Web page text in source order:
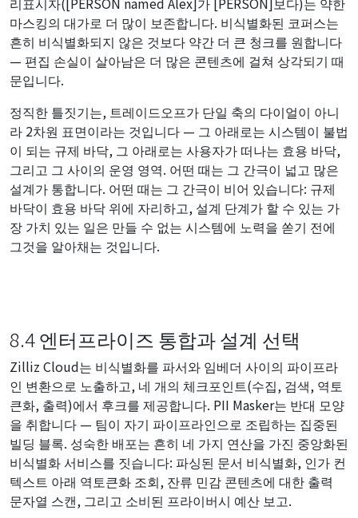
마스킹의 대가로 더 많이 보존합니다. 비식별화된 코퍼스는
흔히 비식별화되지 않은 것보다 약간 더 큰 청크를 원합니다
— 편집 손실이 살아남은 더 많은 콘텐츠에 걸쳐 상각되기 때
문입니다.
정직한 틀짓기는, 트레이드오프가 단일 축의 다이얼이 아니
라 2차원 표면이라는 것입니다 — 그 아래로는 시스템이 불법
이 되는 규제 바닥, 그 아래로는 사용자가 떠나는 효용 바닥,
그리고 그 사이의 운영 영역. 어떤 때는 그 간극이 넓고 많은
설계가 통합니다. 어떤 때는 그 간극이 비어 있습니다: 규제
바닥이 효용 바닥 위에 자리하고, 설계 단계가 할 수 있는 가
장 가치 있는 일은 만들 수 없는 시스템에 노력을 쏟기 전에
그것을 알아채는 것입니다.
8.4 엔터프라이즈 통합과 설계 선택
Zilliz Cloud는 비식별화를 파서와 임베더 사이의 파이프라
인 변환으로 노출하고, 네 개의 체크포인트(수집, 검색, 역토
큰화, 출력)에서 후크를 제공합니다. PII Masker는 반대 모양
을 취합니다 — 팀이 자기 파이프라인으로 조립하는 집중된
빌딩 블록. 성숙한 배포는 흔히 네 가지 연산을 가진 중앙화된
비식별화 서비스를 짓습니다: 파싱된 문서 비식별화, 인가 컨
텍스트 아래 역토큰화 조회, 잔류 민감 콘텐츠에 대한 출력
문자열 스캔, 그리고 소비된 프라이버시 예산 보고.